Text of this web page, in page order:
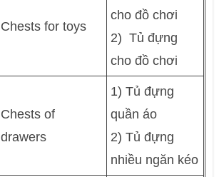
Chests for toys
cho đồ chơi
2) Tủ đựng
cho đồ chơi
Chests of
drawers
1) Tủ đựng
quần áo
2) Tủ đựng
nhiều ngăn kéo